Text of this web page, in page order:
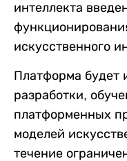
интеллекта
искусственного
Платформа будет
разработки,
платформенных
моделей
течение